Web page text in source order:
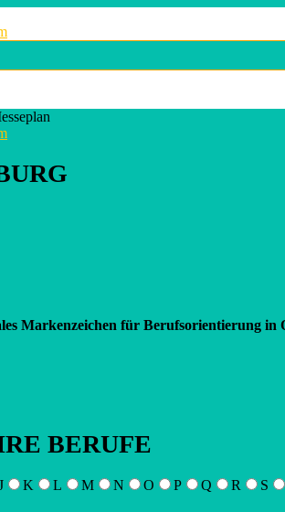
Markenzeichen für Berufsorientierung
BERUFE
K L M N O P Q R S